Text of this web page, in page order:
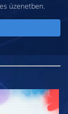
üzenetben.